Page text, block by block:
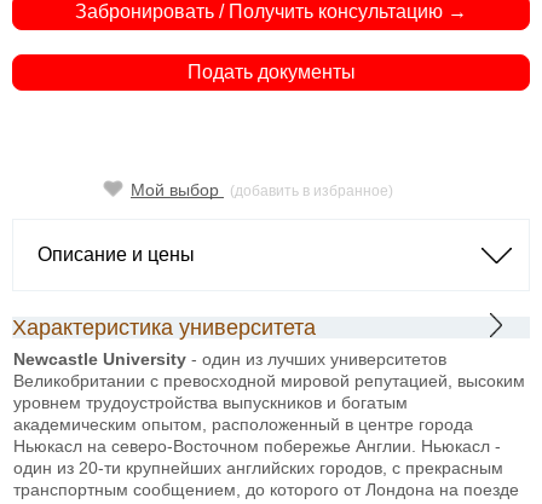
Забронировать / Получить консультацию →
Подать документы
Мой выбор (добавить в избранное)
Описание и цены
Характеристика университета
Newcastle University - один из лучших университетов
Великобритании с превосходной мировой репутацией, высоким
уровнем трудоустройства выпускников и богатым
академическим опытом, расположенный в центре города
Ньюкасл на северо-Восточном побережье Англии. Ньюкасл -
один из 20-ти крупнейших английских городов, с прекрасным
транспортным сообщением, до которого от Лондона на поезде